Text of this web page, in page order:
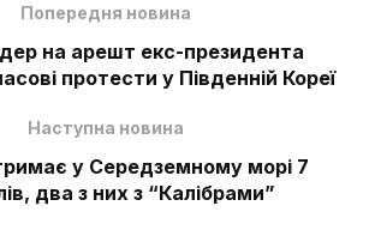
Попередня новина
на арешт екс-президента
протести у Південній Кореї
Наступна новина
у Середземному морі 7
два з них з “Калібрами”